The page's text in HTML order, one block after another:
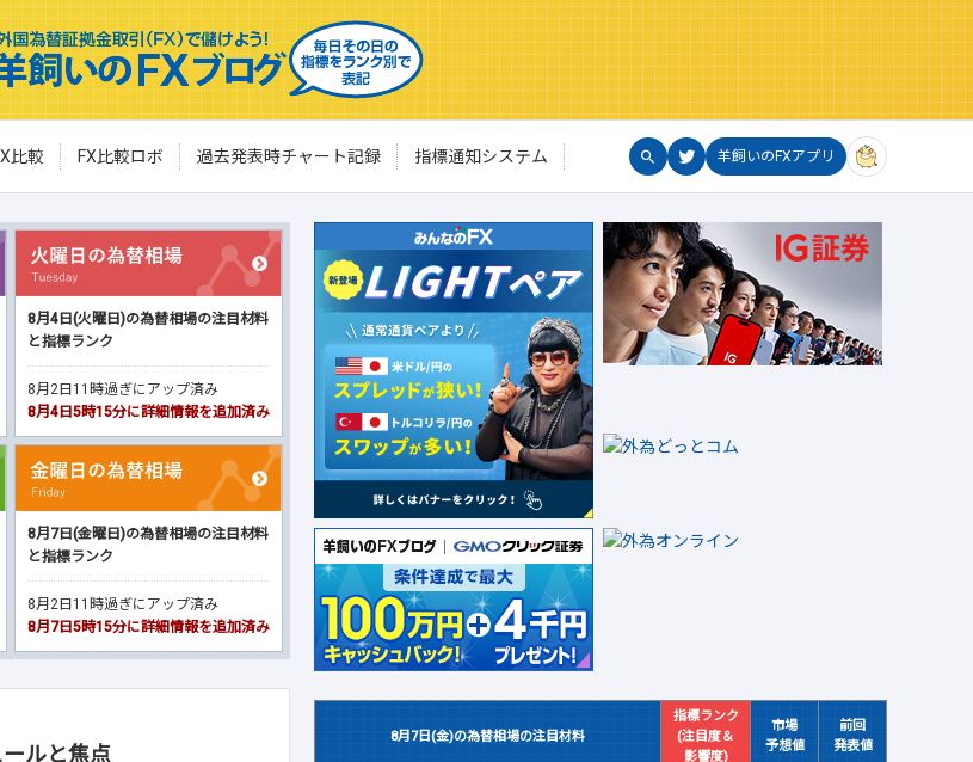
比較 FX比較ロボ 過去発表時チャート記録 指標通知システム 羊飼いのFXアプリ
8月4日(火曜日)の為替相場の注目材料
と指標ランク
8月2日11時過ぎにアップ済み
8月4日5時15分に詳細情報を追加済み
8月7日(金曜日)の為替相場の注目材料
と指標ランク
8月2日11時過ぎにアップ済み
8月7日5時15分に詳細情報を追加済み
ルと焦点
8月7日(金)の為替相場の注目材料
指標ランク
(注目度＆
影響度)
市場
予想値
前回
発表値